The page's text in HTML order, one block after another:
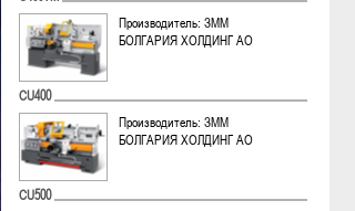
Производитель: ЗММ
БОЛГАРИЯ ХОЛДИНГ АО
CU400
Производитель: ЗММ
БОЛГАРИЯ ХОЛДИНГ АО
CU500